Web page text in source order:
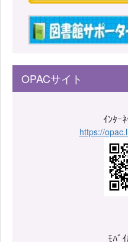
OPACサイト
ｲﾝﾀｰ
https://
ﾓﾊﾞ